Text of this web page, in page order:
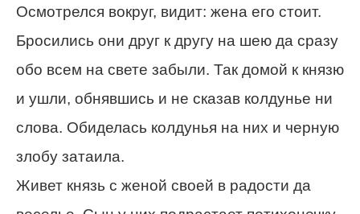
Осмотрелся вокруг, видит: жена его стоит.
Бросились они друг к другу на шею да сразу
обо всем на свете забыли. Так домой к князю
и ушли, обнявшись и не сказав колдунье ни
слова. Обиделась колдунья на них и черную
злобу затаила.
Живет князь с женой своей в радости да